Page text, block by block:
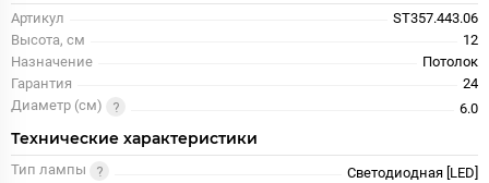
Артикул
ST357.443.06
Высота, см
12
Назначение
Потолок
Гарантия
24
Диаметр (см)
6.0
Технические характеристики
Тип лампы
Светодиодная [LED]